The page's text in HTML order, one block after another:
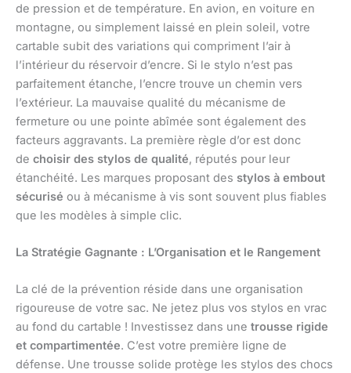
de pression et de température. En avion, en voiture en
montagne, ou simplement laissé en plein soleil, votre
cartable subit des variations qui compriment l’air à
l’intérieur du réservoir d’encre. Si le stylo n’est pas
parfaitement étanche, l’encre trouve un chemin vers
l’extérieur. La mauvaise qualité du mécanisme de
fermeture ou une pointe abîmée sont également des
facteurs aggravants. La première règle d’or est donc
de choisir des stylos de qualité, réputés pour leur
étanchéité. Les marques proposant des stylos à embout
sécurisé ou à mécanisme à vis sont souvent plus fiables
que les modèles à simple clic.
La Stratégie Gagnante : L’Organisation et le Rangement
La clé de la prévention réside dans une organisation
rigoureuse de votre sac. Ne jetez plus vos stylos en vrac
au fond du cartable ! Investissez dans une trousse rigide
et compartimentée. C’est votre première ligne de
défense. Une trousse solide protège les stylos des chocs